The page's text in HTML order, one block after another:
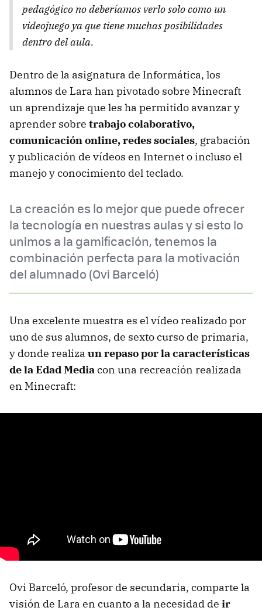
pedagógico no deberíamos verlo solo como un
videojuego ya que tiene muchas posibilidades
dentro del aula.
Dentro de la asignatura de Informática, los
alumnos de Lara han pivotado sobre Minecraft
un aprendizaje que les ha permitido avanzar y
aprender sobre trabajo colaborativo,
comunicación online, redes sociales, grabación
y publicación de vídeos en Internet o incluso el
manejo y conocimiento del teclado.
La creación es lo mejor que puede ofrecer
la tecnología en nuestras aulas y si esto lo
unimos a la gamificación, tenemos la
combinación perfecta para la motivación
del alumnado (Ovi Barceló)
Una excelente muestra es el vídeo realizado por
uno de sus alumnos, de sexto curso de primaria,
y donde realiza un repaso por la características
de la Edad Mediacon una recreación realizada
en Minecraft:
Ovi Barceló, profesor de secundaria, comparte la
visión de Lara en cuanto a la necesidad de ir